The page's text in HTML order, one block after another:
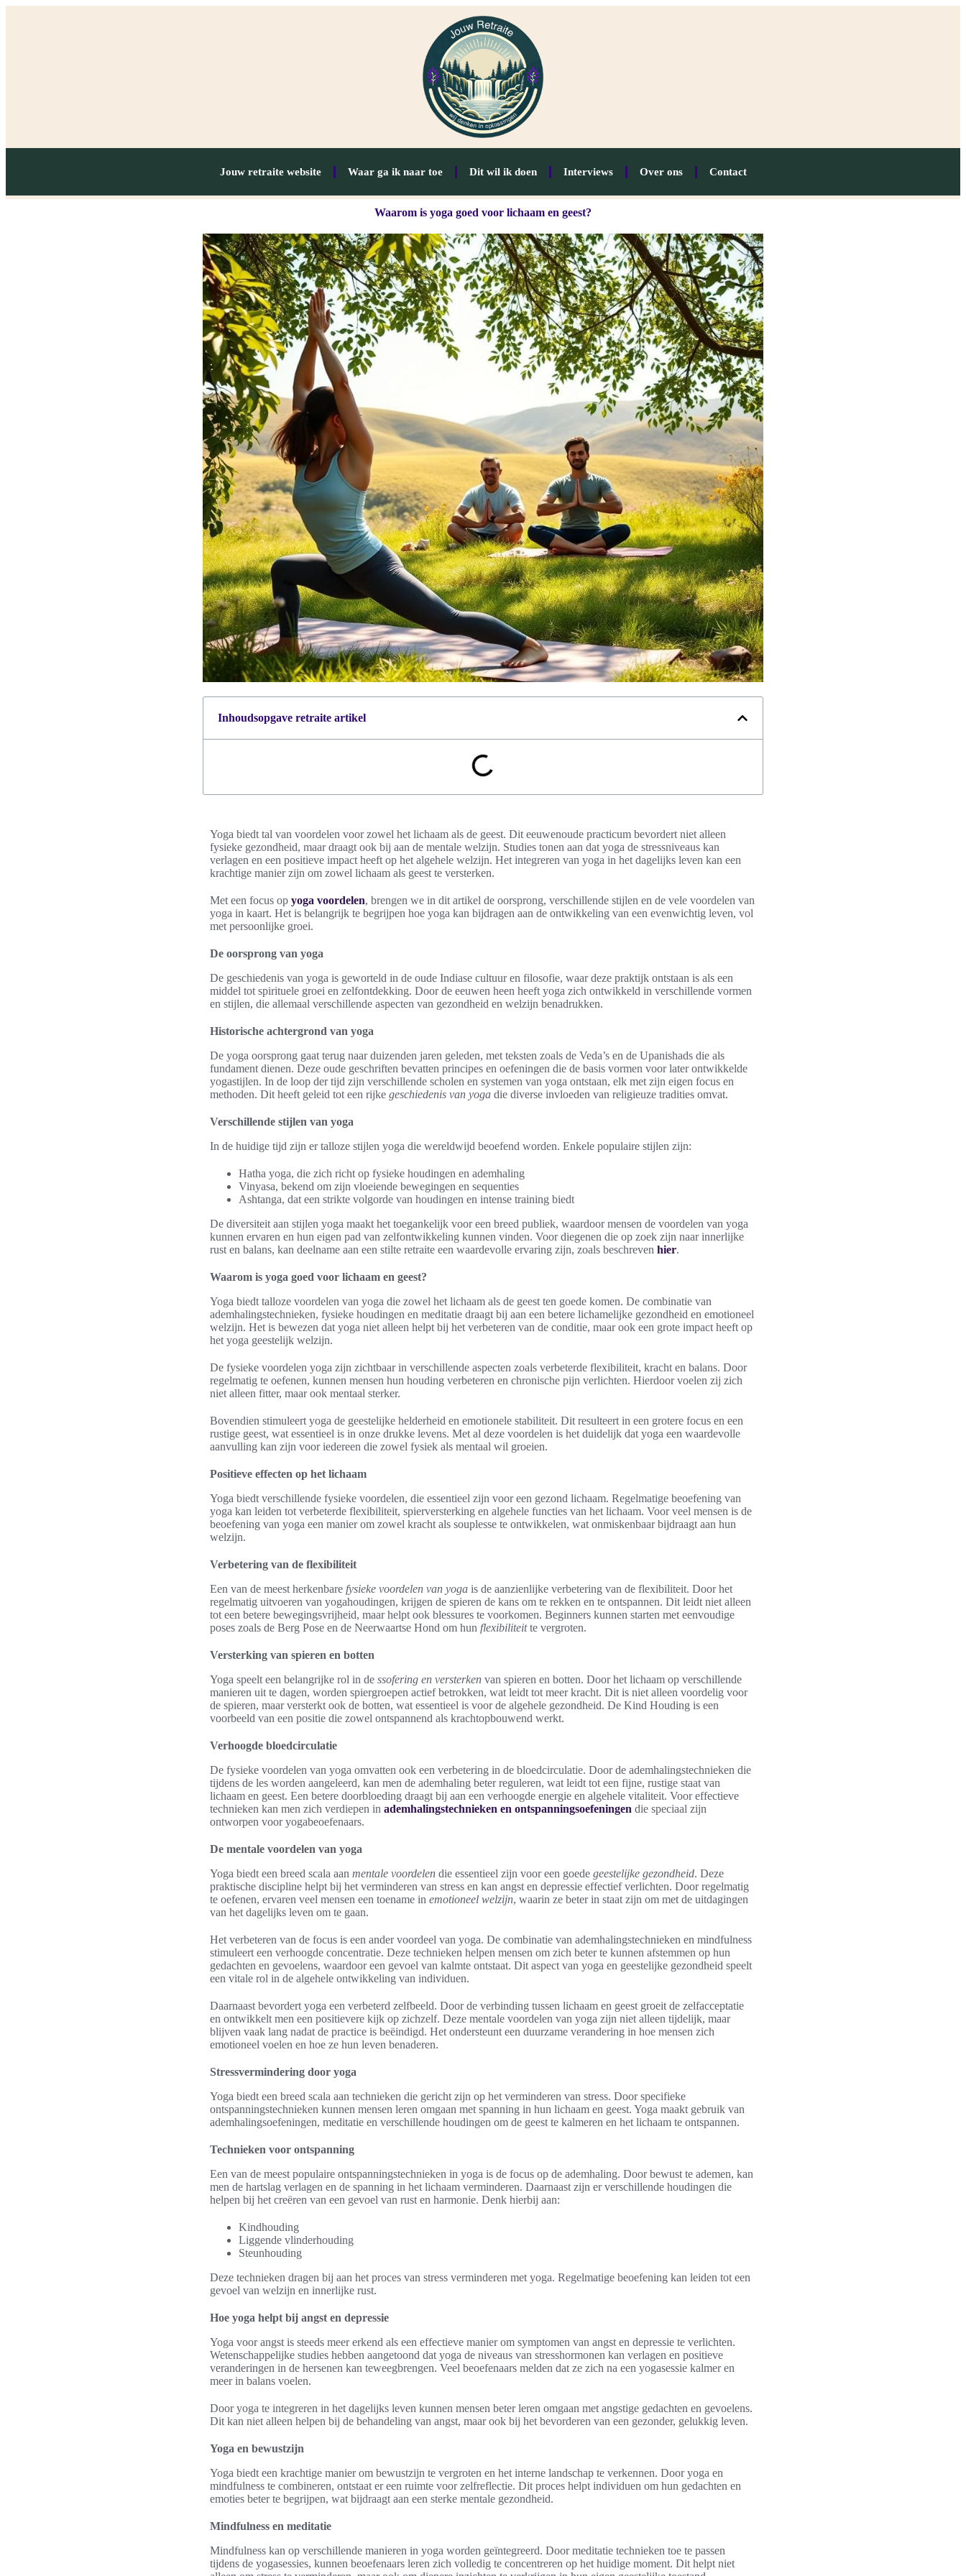
Jouw retraite website Waar ga ik naar toe Dit wil ik doen Interviews Over ons Contact
Waarom is yoga goed voor lichaam en geest?
Inhoudsopgave retraite artikel
Yoga biedt tal van voordelen voor zowel het lichaam als de geest. Dit eeuwenoude practicum bevordert niet alleen
fysieke gezondheid, maar draagt ook bij aan de mentale welzijn. Studies tonen aan dat yoga de stressniveaus kan
verlagen en een positieve impact heeft op het algehele welzijn. Het integreren van yoga in het dagelijks leven kan een
krachtige manier zijn om zowel lichaam als geest te versterken.
Met een focus op yoga voordelen, brengen we in dit artikel de oorsprong, verschillende stijlen en de vele voordelen van
yoga in kaart. Het is belangrijk te begrijpen hoe yoga kan bijdragen aan de ontwikkeling van een evenwichtig leven, vol
met persoonlijke groei.
De oorsprong van yoga
De geschiedenis van yoga is geworteld in de oude Indiase cultuur en filosofie, waar deze praktijk ontstaan is als een
middel tot spirituele groei en zelfontdekking. Door de eeuwen heen heeft yoga zich ontwikkeld in verschillende vormen
en stijlen, die allemaal verschillende aspecten van gezondheid en welzijn benadrukken.
Historische achtergrond van yoga
De yoga oorsprong gaat terug naar duizenden jaren geleden, met teksten zoals de Veda’s en de Upanishads die als
fundament dienen. Deze oude geschriften bevatten principes en oefeningen die de basis vormen voor later ontwikkelde
yogastijlen. In de loop der tijd zijn verschillende scholen en systemen van yoga ontstaan, elk met zijn eigen focus en
methoden. Dit heeft geleid tot een rijke geschiedenis van yoga die diverse invloeden van religieuze tradities omvat.
Verschillende stijlen van yoga
In de huidige tijd zijn er talloze stijlen yoga die wereldwijd beoefend worden. Enkele populaire stijlen zijn:
Hatha yoga, die zich richt op fysieke houdingen en ademhaling
Vinyasa, bekend om zijn vloeiende bewegingen en sequenties
Ashtanga, dat een strikte volgorde van houdingen en intense training biedt
De diversiteit aan stijlen yoga maakt het toegankelijk voor een breed publiek, waardoor mensen de voordelen van yoga
kunnen ervaren en hun eigen pad van zelfontwikkeling kunnen vinden. Voor diegenen die op zoek zijn naar innerlijke
rust en balans, kan deelname aan een stilte retraite een waardevolle ervaring zijn, zoals beschreven hier.
Waarom is yoga goed voor lichaam en geest?
Yoga biedt talloze voordelen van yoga die zowel het lichaam als de geest ten goede komen. De combinatie van
ademhalingstechnieken, fysieke houdingen en meditatie draagt bij aan een betere lichamelijke gezondheid en emotioneel
welzijn. Het is bewezen dat yoga niet alleen helpt bij het verbeteren van de conditie, maar ook een grote impact heeft op
het yoga geestelijk welzijn.
De fysieke voordelen yoga zijn zichtbaar in verschillende aspecten zoals verbeterde flexibiliteit, kracht en balans. Door
regelmatig te oefenen, kunnen mensen hun houding verbeteren en chronische pijn verlichten. Hierdoor voelen zij zich
niet alleen fitter, maar ook mentaal sterker.
Bovendien stimuleert yoga de geestelijke helderheid en emotionele stabiliteit. Dit resulteert in een grotere focus en een
rustige geest, wat essentieel is in onze drukke levens. Met al deze voordelen is het duidelijk dat yoga een waardevolle
aanvulling kan zijn voor iedereen die zowel fysiek als mentaal wil groeien.
Positieve effecten op het lichaam
Yoga biedt verschillende fysieke voordelen, die essentieel zijn voor een gezond lichaam. Regelmatige beoefening van
yoga kan leiden tot verbeterde flexibiliteit, spierversterking en algehele functies van het lichaam. Voor veel mensen is de
beoefening van yoga een manier om zowel kracht als souplesse te ontwikkelen, wat onmiskenbaar bijdraagt aan hun
welzijn.
Verbetering van de flexibiliteit
Een van de meest herkenbare fysieke voordelen van yoga is de aanzienlijke verbetering van de flexibiliteit. Door het
regelmatig uitvoeren van yogahoudingen, krijgen de spieren de kans om te rekken en te ontspannen. Dit leidt niet alleen
tot een betere bewegingsvrijheid, maar helpt ook blessures te voorkomen. Beginners kunnen starten met eenvoudige
poses zoals de Berg Pose en de Neerwaartse Hond om hun flexibiliteitte vergroten.
Versterking van spieren en botten
Yoga speelt een belangrijke rol in de ssofering en versterken van spieren en botten. Door het lichaam op verschillende
manieren uit te dagen, worden spiergroepen actief betrokken, wat leidt tot meer kracht. Dit is niet alleen voordelig voor
de spieren, maar versterkt ook de botten, wat essentieel is voor de algehele gezondheid. De Kind Houding is een
voorbeeld van een positie die zowel ontspannend als krachtopbouwend werkt.
Verhoogde bloedcirculatie
De fysieke voordelen van yoga omvatten ook een verbetering in de bloedcirculatie. Door de ademhalingstechnieken die
tijdens de les worden aangeleerd, kan men de ademhaling beter reguleren, wat leidt tot een fijne, rustige staat van
lichaam en geest. Een betere doorbloeding draagt bij aan een verhoogde energie en algehele vitaliteit. Voor effectieve
technieken kan men zich verdiepen in ademhalingstechnieken en ontspanningsoefeningen die speciaal zijn
ontworpen voor yogabeoefenaars.
De mentale voordelen van yoga
Yoga biedt een breed scala aan mentale voordelen die essentieel zijn voor een goede geestelijke gezondheid. Deze
praktische discipline helpt bij het verminderen van stress en kan angst en depressie effectief verlichten. Door regelmatig
te oefenen, ervaren veel mensen een toename in emotioneel welzijn, waarin ze beter in staat zijn om met de uitdagingen
van het dagelijks leven om te gaan.
Het verbeteren van de focus is een ander voordeel van yoga. De combinatie van ademhalingstechnieken en mindfulness
stimuleert een verhoogde concentratie. Deze technieken helpen mensen om zich beter te kunnen afstemmen op hun
gedachten en gevoelens, waardoor een gevoel van kalmte ontstaat. Dit aspect van yoga en geestelijke gezondheid speelt
een vitale rol in de algehele ontwikkeling van individuen.
Daarnaast bevordert yoga een verbeterd zelfbeeld. Door de verbinding tussen lichaam en geest groeit de zelfacceptatie
en ontwikkelt men een positievere kijk op zichzelf. Deze mentale voordelen van yoga zijn niet alleen tijdelijk, maar
blijven vaak lang nadat de practice is beëindigd. Het ondersteunt een duurzame verandering in hoe mensen zich
emotioneel voelen en hoe ze hun leven benaderen.
Stressvermindering door yoga
Yoga biedt een breed scala aan technieken die gericht zijn op het verminderen van stress. Door specifieke
ontspanningstechnieken kunnen mensen leren omgaan met spanning in hun lichaam en geest. Yoga maakt gebruik van
ademhalingsoefeningen, meditatie en verschillende houdingen om de geest te kalmeren en het lichaam te ontspannen.
Technieken voor ontspanning
Een van de meest populaire ontspanningstechnieken in yoga is de focus op de ademhaling. Door bewust te ademen, kan
men de hartslag verlagen en de spanning in het lichaam verminderen. Daarnaast zijn er verschillende houdingen die
helpen bij het creëren van een gevoel van rust en harmonie. Denk hierbij aan:
Kindhouding
Liggende vlinderhouding
Steunhouding
Deze technieken dragen bij aan het proces van stress verminderen met yoga. Regelmatige beoefening kan leiden tot een
gevoel van welzijn en innerlijke rust.
Hoe yoga helpt bij angst en depressie
Yoga voor angst is steeds meer erkend als een effectieve manier om symptomen van angst en depressie te verlichten.
Wetenschappelijke studies hebben aangetoond dat yoga de niveaus van stresshormonen kan verlagen en positieve
veranderingen in de hersenen kan teweegbrengen. Veel beoefenaars melden dat ze zich na een yogasessie kalmer en
meer in balans voelen.
Door yoga te integreren in het dagelijks leven kunnen mensen beter leren omgaan met angstige gedachten en gevoelens.
Dit kan niet alleen helpen bij de behandeling van angst, maar ook bij het bevorderen van een gezonder, gelukkig leven.
Yoga en bewustzijn
Yoga biedt een krachtige manier om bewustzijn te vergroten en het interne landschap te verkennen. Door yoga en
mindfulness te combineren, ontstaat er een ruimte voor zelfreflectie. Dit proces helpt individuen om hun gedachten en
emoties beter te begrijpen, wat bijdraagt aan een sterke mentale gezondheid.
Mindfulness en meditatie
Mindfulness kan op verschillende manieren in yoga worden geïntegreerd. Door meditatie technieken toe te passen
tijdens de yogasessies, kunnen beoefenaars leren zich volledig te concentreren op het huidige moment. Dit helpt niet